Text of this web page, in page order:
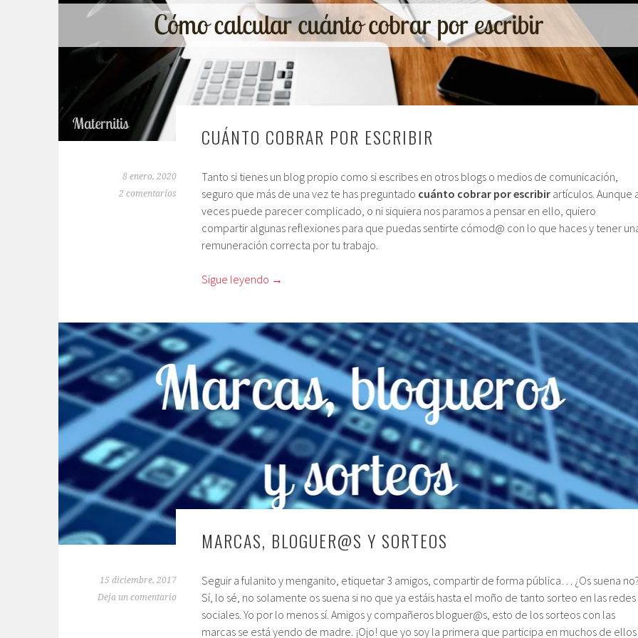
CUÁNTO COBRAR POR ESCRIBIR
8 enero, 2020
2 comentarios
Tanto si tienes un blog propio como si escribes en otros blogs o medios de comunicación,
seguro que más de una vez te has preguntado cuánto cobrar por escribir artículos. Aunque
veces puede parecer complicado, o ni siquiera nos paramos a pensar en ello, quiero
compartir algunas reflexiones para que puedas sentirte cómod@ con lo que haces y tener
remuneración correcta por tu trabajo.
Sigue leyendo →
MARCAS, BLOGUER@S Y SORTEOS
15 diciembre, 2017
Deja un comentario
Seguir a fulanito y menganito, etiquetar 3 amigos, compartir de forma pública… ¿Os suena
Sí, lo sé, no solamente os suena si no que ya estáis hasta el moño de tanto sorteo en las redes
sociales. Yo por lo menos sí. Amigos y compañeros bloguer@s, esto de los sorteos con las
marcas se está yendo de madre. ¡Ojo! que yo soy la primera que participa en muchos de ellos